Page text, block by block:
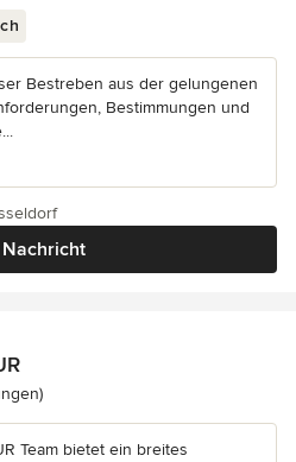
Bestreben aus der gelungenen
Bestimmungen und
Nachricht
5 von 5 Sternen
Team bietet ein breites